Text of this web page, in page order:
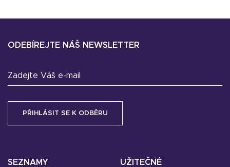
SEZNAMY UŽITEČNÉ
ODEBÍREJTE NÁŠ NEWSLETTER
Zadejte Váš e-mail